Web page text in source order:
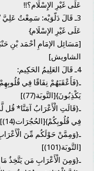
عَلَى غَيْرِ الإِسْلَام؟!!
3ـ قَالَ دَلّوَيْه: سَمِعْتُ عَلِيَّ
عَلَى غَيْرِ الإسْلَام}
الشاويش]
4ـ قَالَ العَلِيمُ الحَكِيم:
ـ{فَأَعْقَبَهُمْ نِفَاقًا فِي
يَكْذِبُونَ}[التَّوبَة(77)]
ـ{قَالَتِ الْأَعْرَابُ آمَنَّا* قُل
فِي قُلُوبِكُمْ}[الحُجُرَات(14)]
ـ{وَمِمَّنْ حَوْلَكُم مِّنَ
[التَّوبَة(101)]
ـ{وَمِنَ الْأَعْرَابِ مَن يَتَّخِذُ مَا